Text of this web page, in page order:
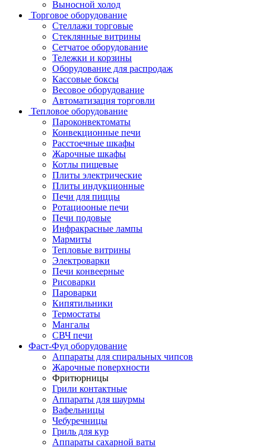
Выносной холод
Торговое оборудование
Стеллажи торговые
Стеклянные витрины
Сетчатое оборудование
Тележки и корзины
Оборудование для распродаж
Кассовые боксы
Весовое оборудование
Автоматизация торговли
Тепловое оборудование
Пароконвектоматы
Конвекционные печи
Расстоечные шкафы
Жарочные шкафы
Котлы пищевые
Плиты электрические
Плиты индукционные
Печи для пиццы
Ротациооные печи
Печи подовые
Инфракрасные лампы
Мармиты
Тепловые витрины
Электроварки
Печи конвеерные
Рисоварки
Пароварки
Кипятильники
Термостаты
Мангалы
СВЧ печи
Фаст-Фуд оборудование
Аппараты для спиральных чипсов
Жарочные поверхности
Фритюрницы
Грили контактные
Аппараты для шаурмы
Вафельницы
Чебуречницы
Гриль для кур
Аппараты сахарной ваты